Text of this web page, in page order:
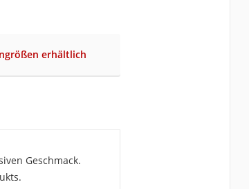
erhältlich
Geschmack.